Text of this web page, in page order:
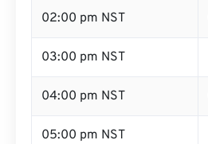
02:00 pm NST
03:00 pm NST
04:00 pm NST
05:00 pm NST